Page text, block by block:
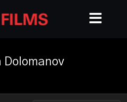
Dolomanov